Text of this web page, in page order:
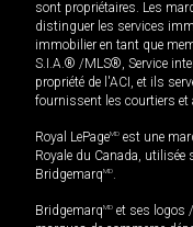
sont propriétaires. Les
distinguer les services
immobilier en tant que
S.I.A.® /MLS®, Service
propriété de l'ACI, et ils
fournissent les courtiers et
Royal LePageMD est une
Royale du Canada,
BridgemarqMD.
BridgemarqMD et ses logos